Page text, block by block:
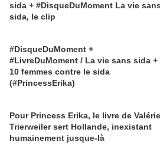
sida + #DisqueDuMoment La vie sans
sida, le clip
#DisqueDuMoment +
#LivreDuMoment / La vie sans sida +
10 femmes contre le sida
(#PrincessErika)
Pour Princess Erika, le livre de Valérie
Trierweiler sert Hollande, inexistant
humainement jusque-là